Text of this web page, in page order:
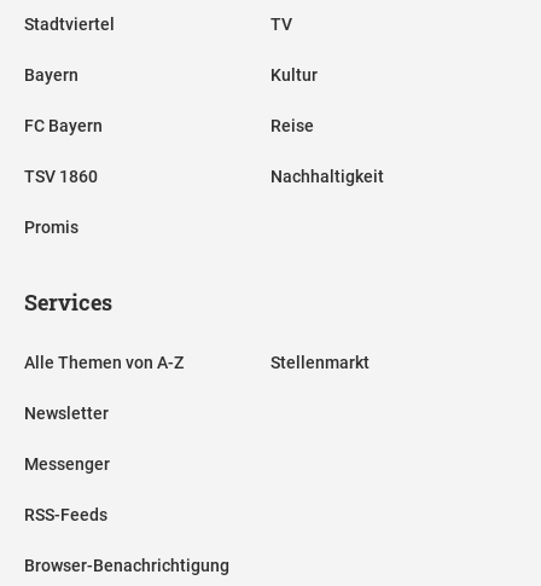
Stadtviertel
Bayern
FC Bayern
TSV 1860
Promis
TV
Kultur
Reise
Nachhaltigkeit
Services
Alle Themen von A-Z
Newsletter
Messenger
RSS-Feeds
Browser-Benachrichtigung
Stellenmarkt